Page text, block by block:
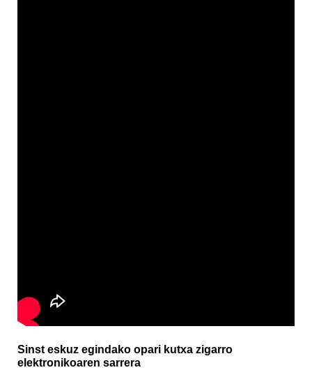
Sinst eskuz egindako opari kutxa zigarro
elektronikoaren sarrera